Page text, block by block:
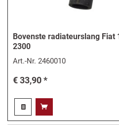
Bovenste radiateurslang Fiat
2300
Art.-Nr.2460010
€ 33,90 *